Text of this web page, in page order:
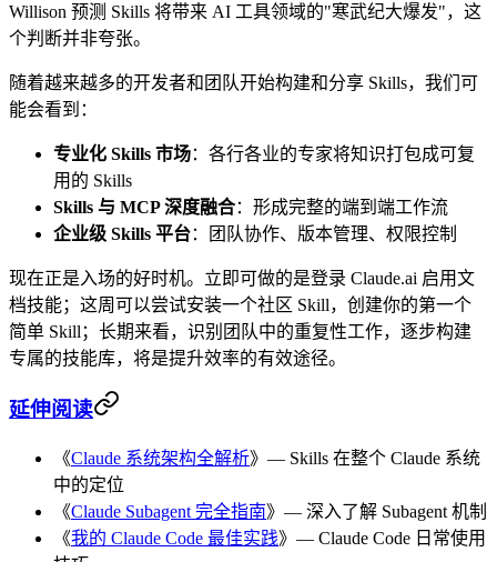
Willison 预测 Skills 将带来 AI 工具领域的"寒武纪大爆发"，这
个判断并非夸张。
随着越来越多的开发者和团队开始构建和分享 Skills，我们可
能会看到：
专业化 Skills 市场：各行各业的专家将知识打包成可复
用的 Skills
Skills 与 MCP 深度融合：形成完整的端到端工作流
企业级 Skills 平台：团队协作、版本管理、权限控制
现在正是入场的好时机。立即可做的是登录 Claude.ai 启用文
档技能；这周可以尝试安装一个社区 Skill，创建你的第一个
简单 Skill；长期来看，识别团队中的重复性工作，逐步构建
专属的技能库，将是提升效率的有效途径。
延伸阅读
《Claude 系统架构全解析》— Skills 在整个 Claude 系统
中的定位
《Claude Subagent 完全指南》— 深入了解 Subagent 机制
《我的 Claude Code 最佳实践》— Claude Code 日常使用